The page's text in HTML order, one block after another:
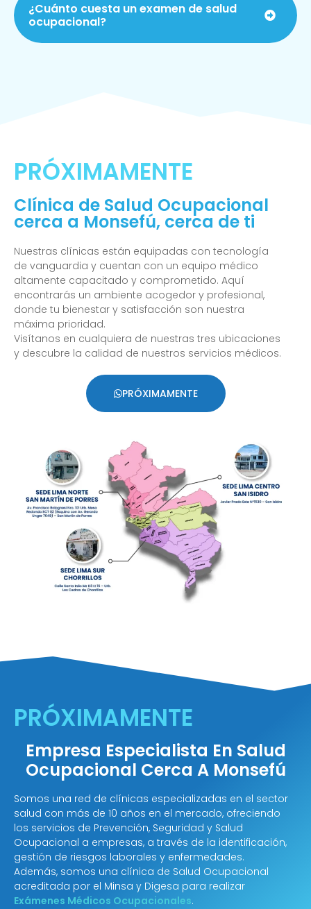
¿Cuánto cuesta un examen de salud
ocupacional?
PRÓXIMAMENTE
Clínica de Salud Ocupacional
cerca a Monsefú, cerca de ti
Nuestras clínicas están equipadas con tecnología
de vanguardia y cuentan con un equipo médico
altamente capacitado y comprometido. Aquí
encontrarás un ambiente acogedor y profesional,
donde tu bienestar y satisfacción son nuestra
máxima prioridad.
Visítanos en cualquiera de nuestras tres ubicaciones
y descubre la calidad de nuestros servicios médicos.
PRÓXIMAMENTE
PRÓXIMAMENTE
Empresa Especialista En Salud
Ocupacional Cerca A Monsefú
Somos una red de clínicas especializadas en el sector
salud con más de 10 años en el mercado, ofreciendo
los servicios de Prevención, Seguridad y Salud
Ocupacional a empresas, a través de la identificación,
gestión de riesgos laborales y enfermedades.
Además, somos una clínica de Salud Ocupacional
acreditada por el Minsa y Digesa para realizar
Exámenes Médicos Ocupacionales.